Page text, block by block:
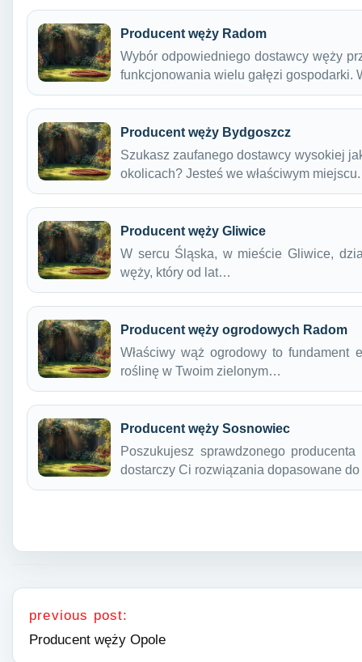
Producent węży Radom
Wybór odpowiedniego dostawcy węży
funkcjonowania wielu gałęzi gospodarki.
Producent węży Bydgoszcz
Szukasz zaufanego dostawcy wysokiej
okolicach? Jesteś we właściwym
Producent węży Gliwice
W sercu Śląska, w mieście Gliwice,
węży, który od lat…
Producent węży ogrodowych Radom
Właściwy wąż ogrodowy to fundament
roślinę w Twoim zielonym…
Producent węży Sosnowiec
Poszukujesz sprawdzonego
dostarczy Ci rozwiązania dopasowane
Nawigacja wpisu
previous post:
Producent węży Opole